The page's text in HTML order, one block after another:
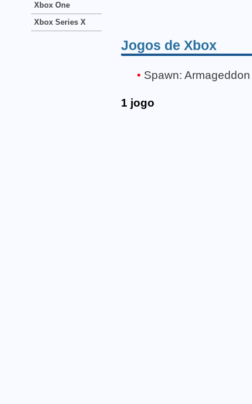
Jogos de Xbox
Spawn: Armageddon
1 jogo
Xbox One
Xbox Series X